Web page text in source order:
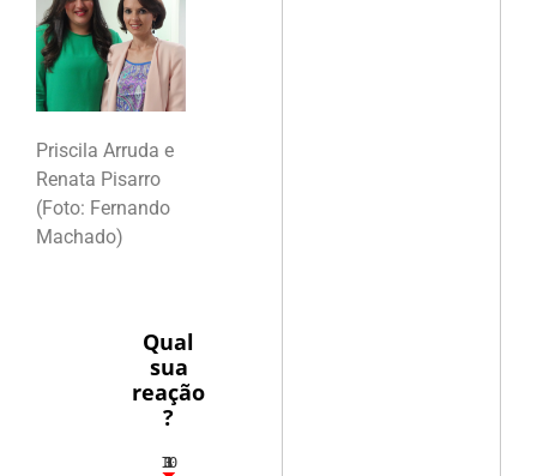
Priscila Arruda e
Renata Pisarro
(Foto: Fernando
Machado)
Qual
sua
reação
?
3
1
1
3
10